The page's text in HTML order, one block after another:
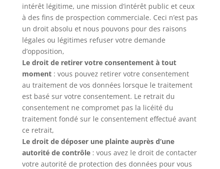
intérêt légitime, une mission d’intérêt public et ceux
à des fins de prospection commerciale. Ceci n’est pas
un droit absolu et nous pouvons pour des raisons
légales ou légitimes refuser votre demande
d’opposition,
Le droit de retirer votre consentement à tout
moment: vous pouvez retirer votre consentement
au traitement de vos données lorsque le traitement
est basé sur votre consentement. Le retrait du
consentement ne compromet pas la licéité du
traitement fondé sur le consentement effectué avant
ce retrait,
Le droit de déposer une plainte auprès d’une
autorité de contrôle: vous avez le droit de contacter
votre autorité de protection des données pour vous